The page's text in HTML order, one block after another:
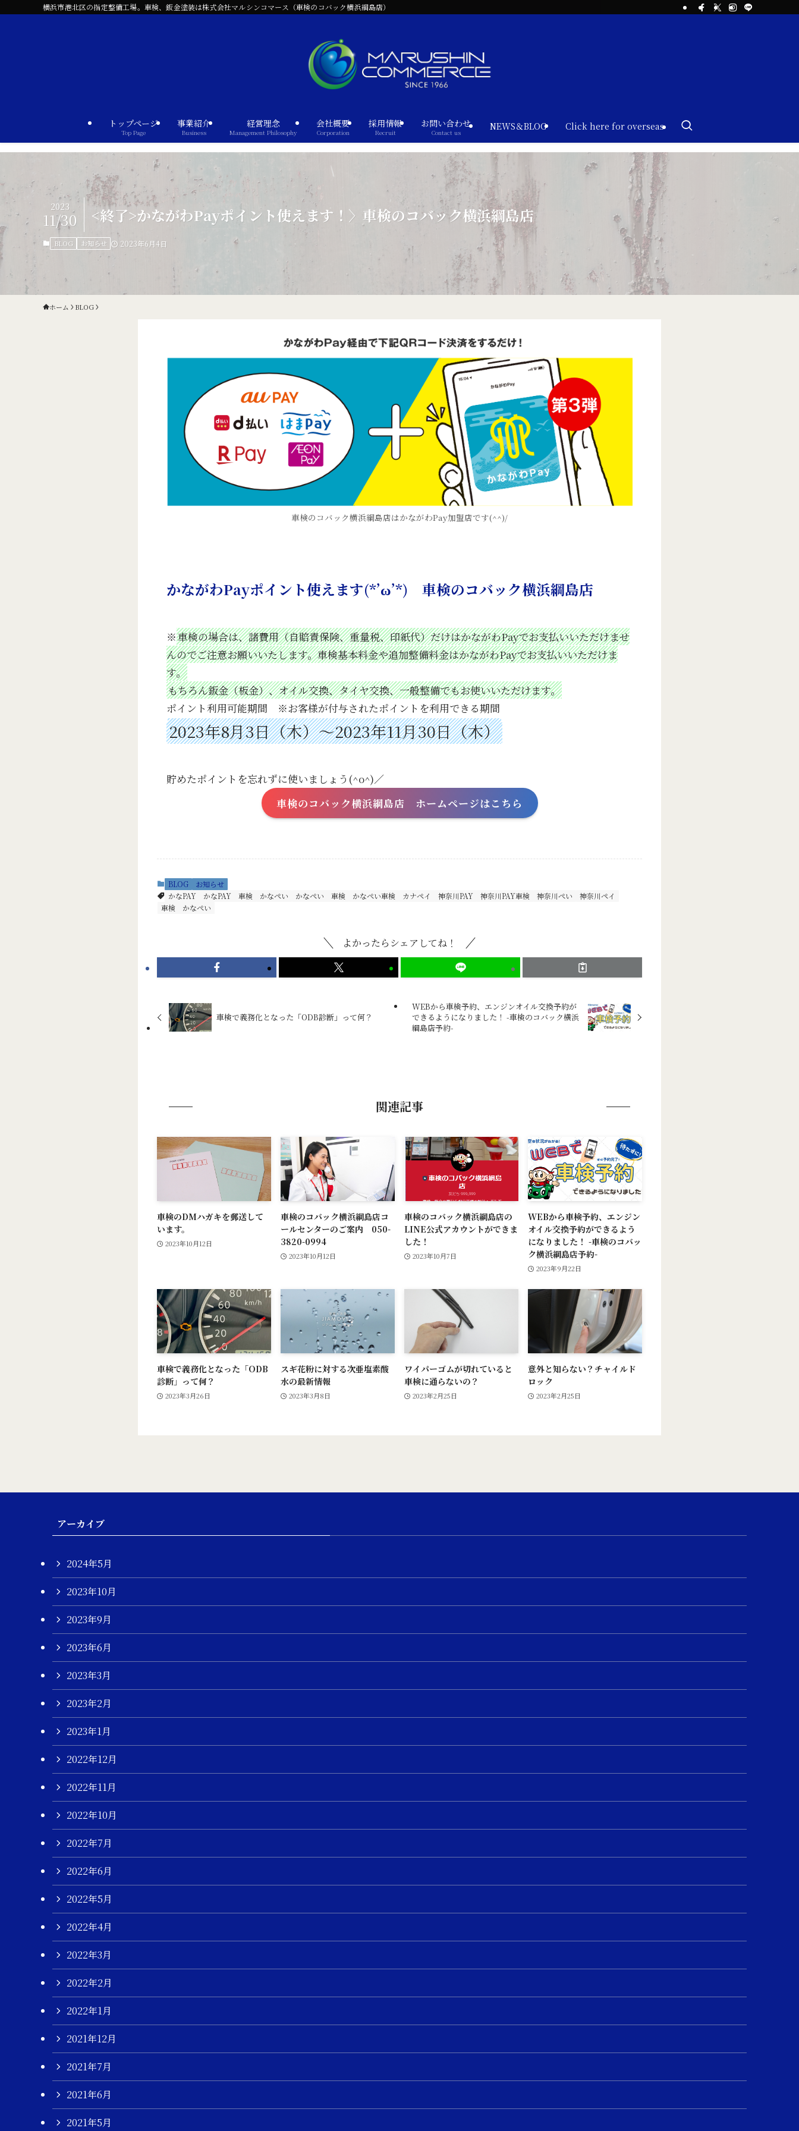
横浜市港北区の指定整備工場。車検、鈑金塗装は株式会社マルシンコマース（車検のコバック横浜綱島店）
トップページ
Top Page
事業紹介
Business
経営理念
Management Philosophy
会社概要
Corporation
採用情報
Recruit
お問い合わせ
Contact us
NEWS＆BLOG Click here for overseas
<終了>かながわPayポイント使えます！〉車検のコバック横浜綱島店
2023
11/30
BLOG お知らせ 2023年6月4日
ホーム BLOG
車検のコバック横浜綱島店はかながわPay加盟店です(^^)/
かながわPayポイント使えます(*’ω’*) 車検のコバック横浜綱島店
※車検の場合は、諸費用（自賠責保険、重量税、印紙代）だけはかながわPayでお支払いいただけませ
んのでご注意お願いいたします。車検基本料金や追加整備料金はかながわPayでお支払いいただけま
す。
もちろん鈑金（板金）、オイル交換、タイヤ交換、一般整備でもお使いいただけます。
ポイント利用可能期間 ※お客様が付与されたポイントを利用できる期間
2023年8月3日（木）～2023年11月30日（木）
貯めたポイントを忘れずに使いましょう(^o^)／
車検のコバック横浜綱島店 ホームページはこちら
BLOG
お知らせ
かなPAY
かなPAY 車検 かなぺい かなぺい 車検 かなぺい車検 カナペイ 神奈川PAY 神奈川PAY車検 神奈川ぺい
神奈川ペイ
車検 かなぺい
よかったらシェアしてね！
車検で義務化となった「ODB診断」って何？
WEBから車検予約、エンジンオイル交換予約が
できるようになりました！ -車検のコバック横浜
綱島店予約-
関連記事
車検のDMハガキを郵送して
います。
2023年10月12日
車検のコバック横浜綱島店コ
ールセンターのご案内 050-
3820-0994
2023年10月12日
車検のコバック横浜綱島店の
LINE公式アカウントができま
した！
2023年10月7日
WEBから車検予約、エンジン
オイル交換予約ができるよう
になりました！ -車検のコバッ
ク横浜綱島店予約-
2023年9月22日
車検で義務化となった「ODB
診断」って何？
2023年3月26日
スギ花粉に対する次亜塩素酸
水の最新情報
2023年3月8日
ワイパーゴムが切れていると
車検に通らないの？
2023年2月25日
意外と知らない？チャイルド
ロック
2023年2月25日
アーカイブ
2024年5月
2023年10月
2023年9月
2023年6月
2023年3月
2023年2月
2023年1月
2022年12月
2022年11月
2022年10月
2022年7月
2022年6月
2022年5月
2022年4月
2022年3月
2022年2月
2022年1月
2021年12月
2021年7月
2021年6月
2021年5月